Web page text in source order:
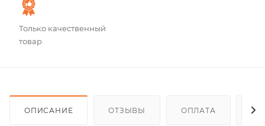
Только качественный
товар
ОПИСАНИЕ ОТЗЫВЫ ОПЛАТА